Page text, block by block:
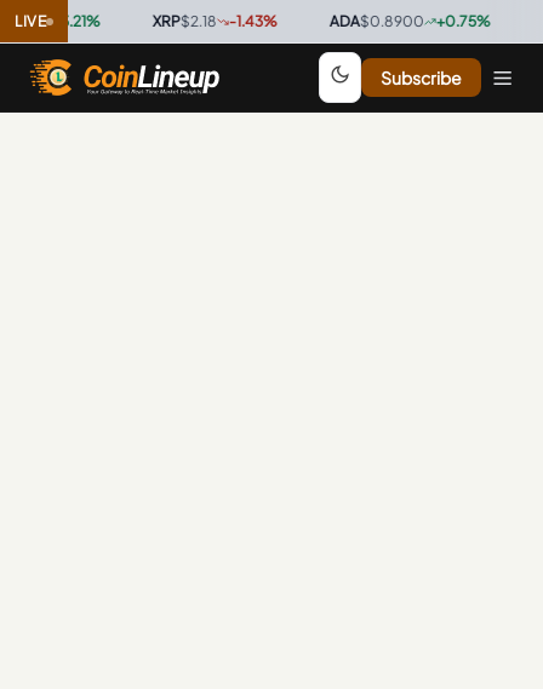
LIVE+3.21%· XRP$2.18 -1.43%· ADA$0.8900 +0.75%·
Subscribe